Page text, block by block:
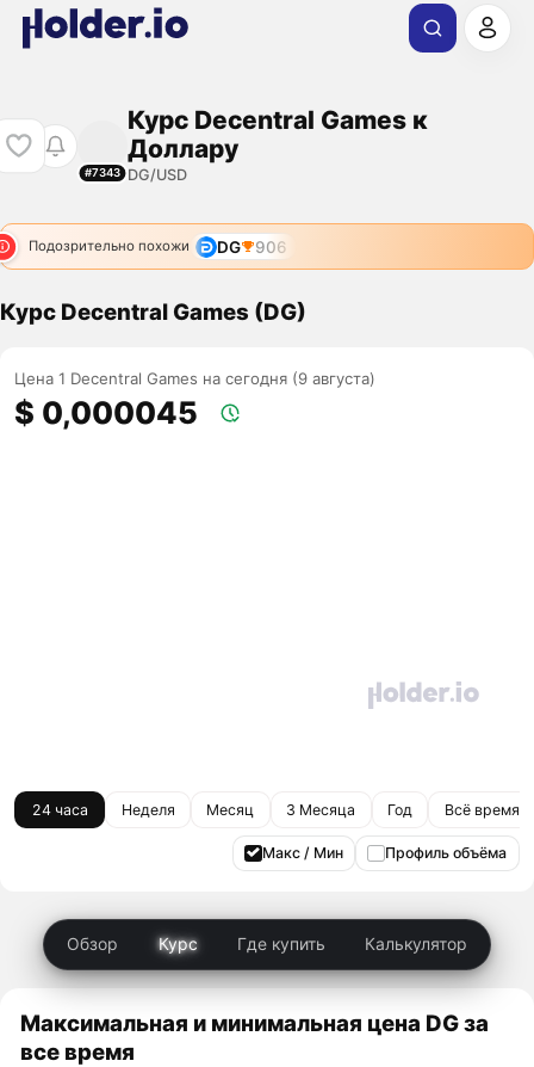
#7343
Курс Decentral Games к
Доллару
DG/USD
Подозрительно похожи DG 906
Курс Decentral Games (DG)
Цена 1 Decentral Games на сегодня (9 августа)
$ 0,000045
24 часа Неделя Месяц 3 Месяца Год Всё время
Макс / Мин Профиль объёма
Обзор Курс Где купить Калькулятор
Максимальная и минимальная цена DG за
все время